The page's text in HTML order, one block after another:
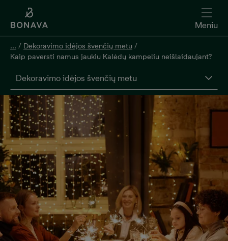
Meniu
... / Dekoravimo idėjos švenčių metu /
Kaip paversti namus jaukiu Kalėdų kampeliu neišlaidaujant?
Dekoravimo idėjos švenčių metu